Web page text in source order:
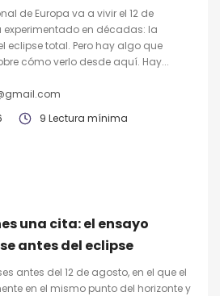
de Europa va a vivir el 12 de
en décadas: la
eclipse total. Pero hay algo que
cómo verlo desde aquí. Hay...
9 Lectura mínima
una cita: el ensayo
antes del eclipse
antes del 12 de agosto, en el que el
en el mismo punto del horizonte y